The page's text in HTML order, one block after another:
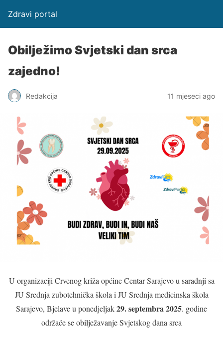
Zdravi portal
Obilježimo Svjetski dan srca
zajedno!
Redakcija 11 mjeseci ago
U organizaciji Crvenog križa općine Centar Sarajevo u saradnji sa
JU Srednja zubotehnička škola i JU Srednja medicinska škola
Sarajevo, Bjelave u ponedjeljak29. septembra 2025. godine
održaće se obilježavanje Svjetskog dana srca